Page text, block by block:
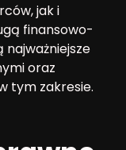
jak i
finansowo-
najważniejsze
oraz
tym zakresie.